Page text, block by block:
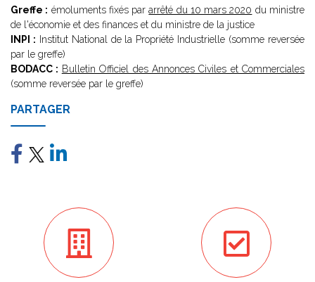
Greffe : émoluments fixés pararrêté du 10 mars 2020 du ministre
de l'économie et des finances et du ministre de la justice
INPI : Institut National de la Propriété Industrielle (somme reversée
par le greffe)
BODACC : Bulletin Officiel des Annonces Civiles et Commerciales
(somme reversée par le greffe)
PARTAGER